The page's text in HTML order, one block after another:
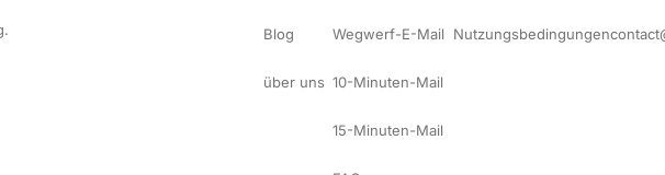
Blog
über uns
Wegwerf-E-Mail
10-Minuten-Mail
15-Minuten-Mail
Nutzungsbedingungen